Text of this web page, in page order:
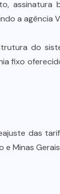
assinatura
a agência
do
fixo
das
Minas
AGOSTO DE